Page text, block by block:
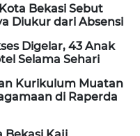
Bekasi Sebut
Diukur dari Absensi
Digelar, 43 Anak
Selama Sehari
Kurikulum Muatan
di Raperda